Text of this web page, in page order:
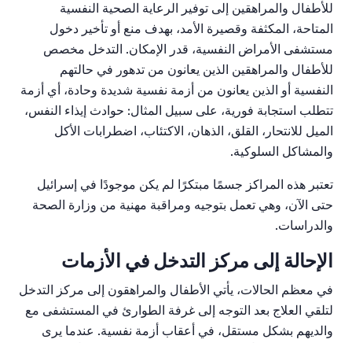
للأطفال والمراهقين إلى توفير الرعاية الصحية النفسية
المتاحة، المكثفة وقصيرة الأمد، بهدف منع أو تأخير دخول
مستشفى الأمراض النفسية، قدر الإمكان. التدخل مخصص
للأطفال والمراهقين الذين يعانون من تدهور في حالتهم
النفسية أو الذين يعانون من أزمة نفسية شديدة وحادة، أي أزمة
تتطلب استجابة فورية، على سبيل المثال: حوادث إيذاء النفس،
الميل للانتحار، القلق، الذهان، الاكتئاب، اضطرابات الأكل
والمشاكل السلوكية.
تعتبر هذه المراكز جسمًا مبتكرًا لم يكن موجودًا في إسرائيل
حتى الآن، وهي تعمل بتوجيه ومراقبة مهنية من وزارة الصحة
والدراسات.
الإحالة إلى مركز التدخل في الأزمات
في معظم الحالات، يأتي الأطفال والمراهقون إلى مركز التدخل
لتلقي العلاج بعد التوجه إلى غرفة الطوارئ في المستشفى مع
والديهم بشكل مستقل، في أعقاب أزمة نفسية. عندما يرى